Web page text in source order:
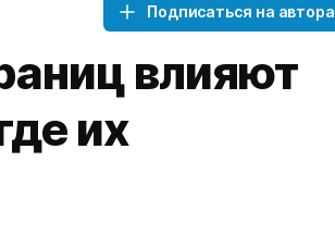
Подписаться на автора
влияют
их